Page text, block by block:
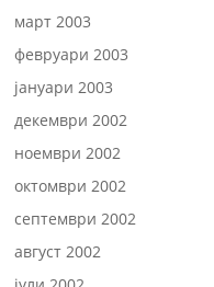
март 2003
февруари 2003
јануари 2003
декември 2002
ноември 2002
октомври 2002
септември 2002
август 2002